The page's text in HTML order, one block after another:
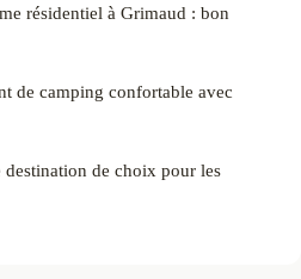
résidentiel à Grimaud : bon
de camping confortable avec
destination de choix pour les